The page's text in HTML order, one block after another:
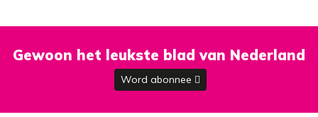
Gewoon het leukste blad van Nederland
Word abonnee